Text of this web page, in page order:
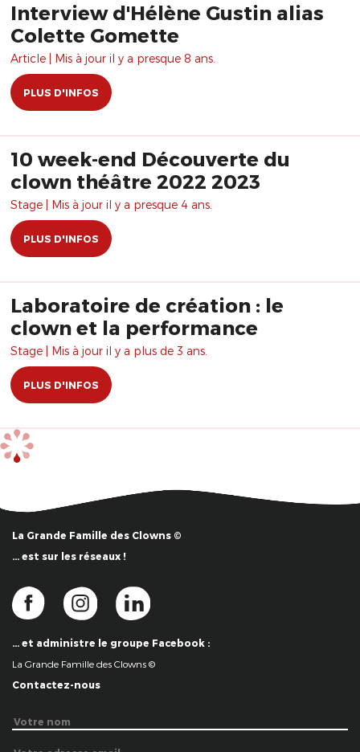
Interview d'Hélène Gustin alias
Colette Gomette
Article | Mis à jour il y a presque 8 ans.
PLUS D'INFOS
10 week-end Découverte du
clown théâtre 2022 2023
Stage | Mis à jour il y a presque 4 ans.
PLUS D'INFOS
Laboratoire de création : le
clown et la performance
Stage | Mis à jour il y a plus de 3 ans.
PLUS D'INFOS
La Grande Famille des Clowns ©
… est sur les réseaux !
… et administre le groupe Facebook :
La Grande Famille des Clowns ©
Contactez-nous